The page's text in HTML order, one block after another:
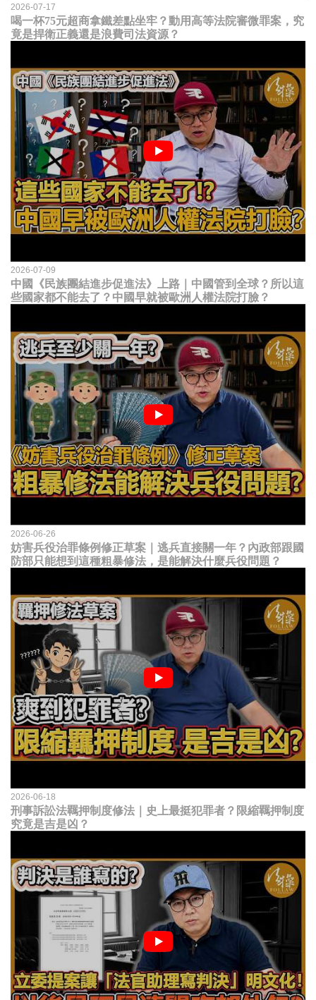
2026-07-17
喝一杯75元超商拿鐵差點坐牢？動用高等法院審微罪案，究
竟是捍衛正義還是浪費司法資源？
2026-07-09
中國《民族團結進步促進法》上路｜中國管到全球？所以這
些國家都不能去了？中國早就被歐洲人權法院打臉？
2026-06-26
妨害兵役治罪條例修正草案｜逃兵直接關一年？內政部跟國
防部只能想到這種粗暴修法，是能解決什麼兵役問題？
2026-06-18
刑事訴訟法羈押制度修法｜史上最挺犯罪者？限縮羈押制度
究竟是吉是凶？